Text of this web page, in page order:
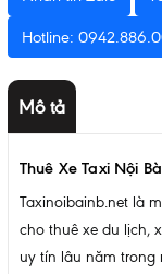
Hotline:
Mô tả
Thuê Xe Taxi Nội
Taxinoibainb.net là
cho thuê xe du lịch,
uy tín lâu năm